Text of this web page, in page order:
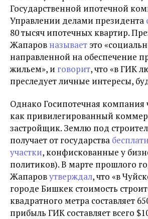
Государственной ипотечной
Управлении делами президента
80 тысяч ипотечных квартир.
Жапаров называетэто
направленной на обеспечение
жильем», и говорит, что «в ГИК
преследует личные интересы,
Однако Госипотечная компания
как привилегированный
застройщик. Землю под
получает от государства
участки, конфискованные у
политиков). В марте прошлого
Жапаровутверждал, что «в
городе Бишкек стоимость
квадратного метра составляет
прибыль ГИК составляет всего